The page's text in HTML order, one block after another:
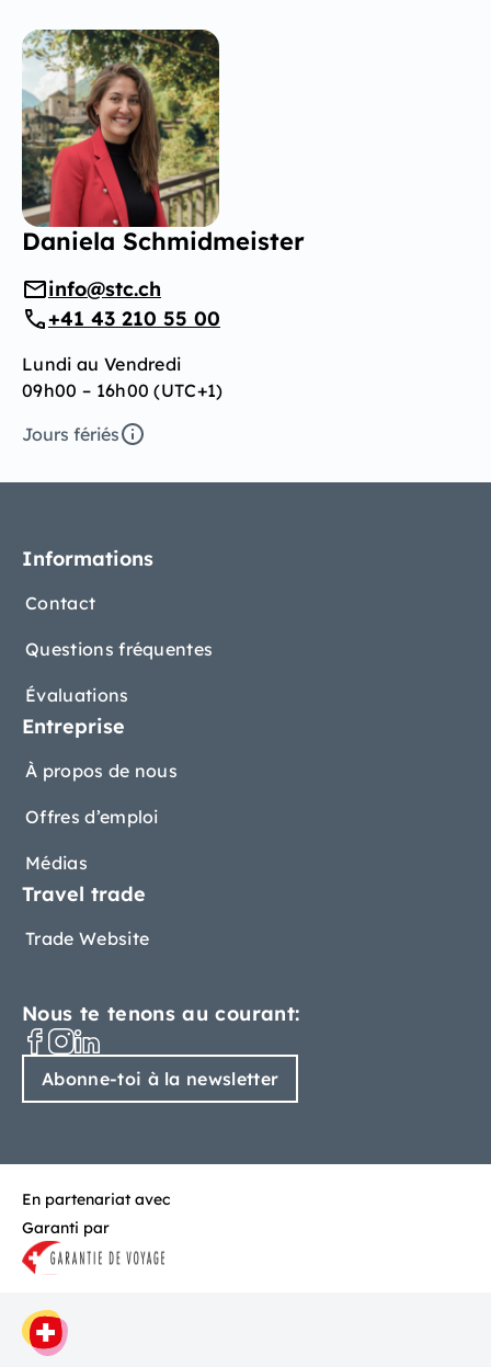
Daniela Schmidmeister
info@stc.ch
+41 43 210 55 00
Lundi au Vendredi
09h00 – 16h00 (UTC+1)
Jours fériés
Informations
Contact
Questions fréquentes
Évaluations
Entreprise
À propos de nous
Offres d’emploi
Médias
Travel trade
Trade Website
Nous te tenons au courant:
Abonne-toi à la newsletter
En partenariat avec
Garanti par